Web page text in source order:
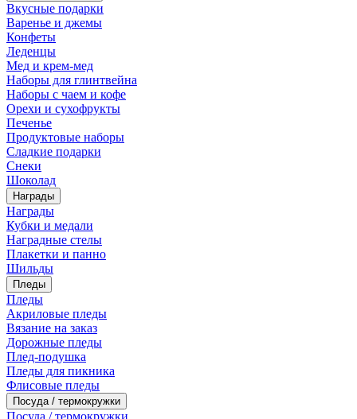
Вкусные подарки
Варенье и джемы
Конфеты
Леденцы
Мед и крем-мед
Наборы для глинтвейна
Наборы с чаем и кофе
Орехи и сухофрукты
Печенье
Продуктовые наборы
Сладкие подарки
Снеки
Шоколад
Награды
Награды
Кубки и медали
Наградные стелы
Плакетки и панно
Шильды
Пледы
Пледы
Акриловые пледы
Вязание на заказ
Дорожные пледы
Плед-подушка
Пледы для пикника
Флисовые пледы
Посуда / термокружки
Посуда / термокружки